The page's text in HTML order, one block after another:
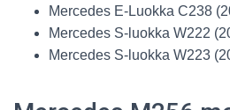
Mercedes E-Luokka C238
Mercedes S-luokka W222
Mercedes S-luokka W223